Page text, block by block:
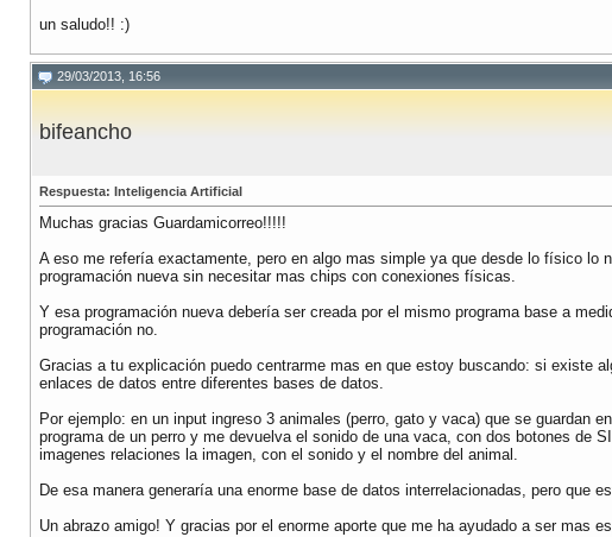
un saludo!! :)
29/03/2013, 16:56
bifeancho
Respuesta: Inteligencia Artificial
Muchas gracias Guardamicorreo!!!!!
A eso me refería exactamente, pero en algo mas simple ya que desde lo físico lo
programación nueva sin necesitar mas chips con conexiones físicas.
Y esa programación nueva debería ser creada por el mismo programa base a
programación no.
Gracias a tu explicación puedo centrarme mas en que estoy buscando: si existe
enlaces de datos entre diferentes bases de datos.
Por ejemplo: en un input ingreso 3 animales (perro, gato y vaca) que se guardan
programa de un perro y me devuelva el sonido de una vaca, con dos botones de
imagenes relaciones la imagen, con el sonido y el nombre del animal.
De esa manera generaría una enorme base de datos interrelacionadas, pero que
Un abrazo amigo! Y gracias por el enorme aporte que me ha ayudado a ser mas